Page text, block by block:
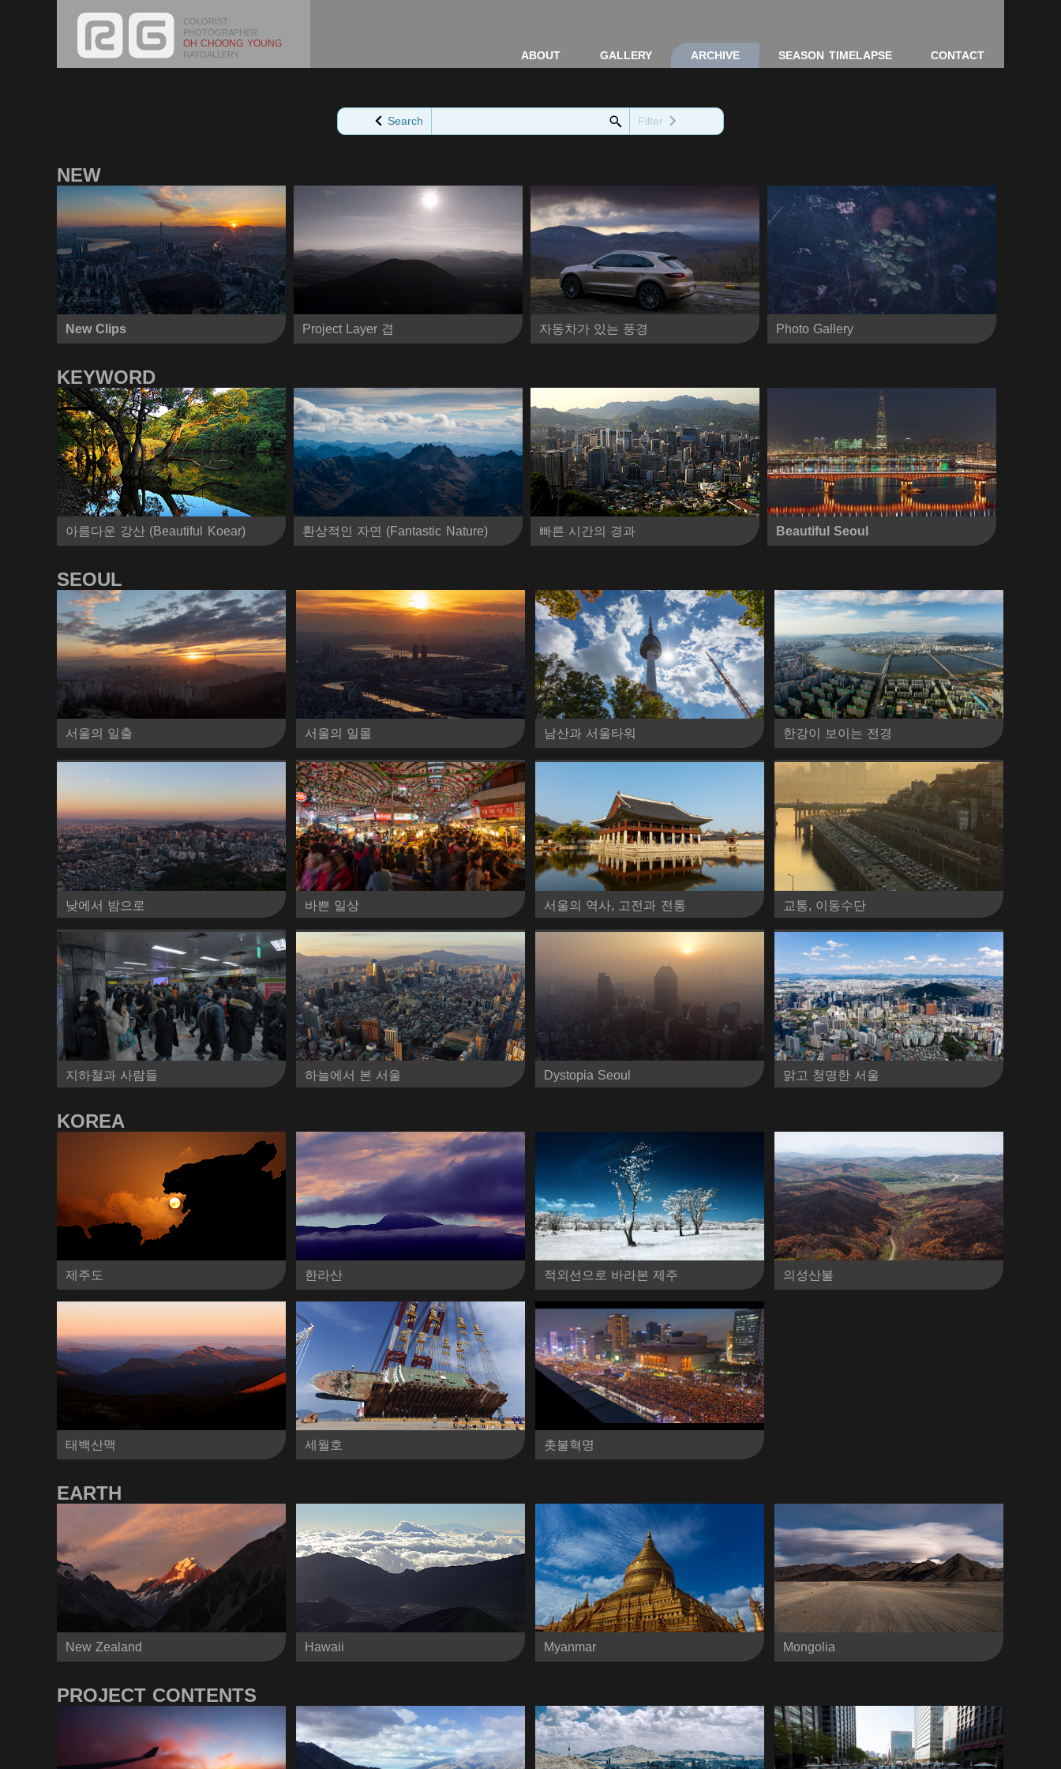
COLORIST
PHOTOGRAPHER
OH CHOONG YOUNG
RAYGALLERY ABOUT GALLERY ARCHIVE SEASON TIMELAPSE CONTACT
Search Filter
NEW
New Clips Project Layer 겹 자동차가 있는 풍경 Photo Gallery
KEYWORD
아름다운 강산 (Beautiful Koear) 환상적인 자연 (Fantastic Nature) 빠른 시간의 경과 Beautiful Seoul
SEOUL
서울의 일출 서울의 일몰 남산과 서울타워 한강이 보이는 전경
낮에서 밤으로 바쁜 일상 서울의 역사, 고전과 전통 교통, 이동수단
지하철과 사람들 하늘에서 본 서울 Dystopia Seoul 맑고 청명한 서울
KOREA
제주도 한라산 적외선으로 바라본 제주 의성산불
태백산맥 세월호 촛불혁명
EARTH
New Zealand Hawaii Myanmar Mongolia
PROJECT CONTENTS